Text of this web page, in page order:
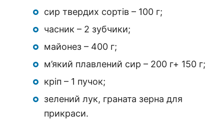
сир твердих сортів – 100 г;
часник – 2 зубчики;
майонез – 400 г;
м’який плавлений сир – 200 г+ 150 г;
кріп – 1 пучок;
зелений лук, граната зерна для
прикраси.